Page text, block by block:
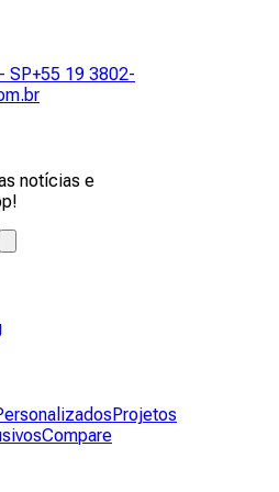
SP+55 19 3802-
notícias e
Projetos
Compare